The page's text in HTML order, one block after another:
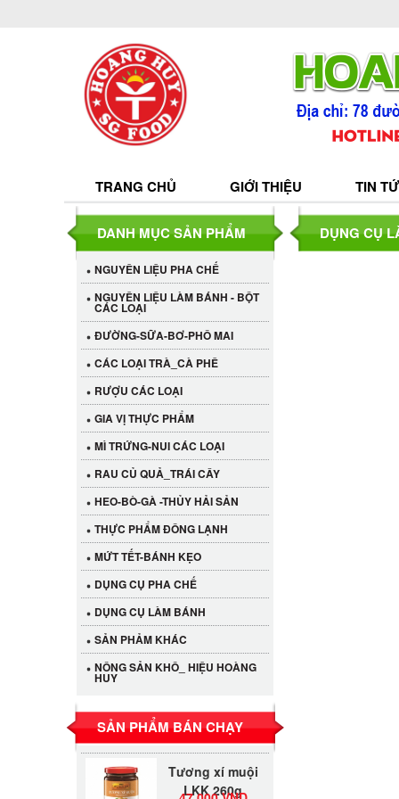
TRANG CHỦ GIỚI THIỆU TIN
DỤNG CỤ
DANH MỤC SẢN PHẨM
NGUYÊN LIỆU PHA CHẾ
NGUYÊN LIỆU LÀM BÁNH - BỘT
CÁC LOẠI
ĐƯỜNG-SỮA-BƠ-PHÔ MAI
CÁC LOẠI TRÀ_CÀ PHÊ
RƯỢU CÁC LOẠI
GIA VỊ THỰC PHẨM
MÌ TRỨNG-NUI CÁC LOẠI
RAU CỦ QUẢ_TRÁI CÂY
HEO-BÒ-GÀ -THỦY HẢI SẢN
THỰC PHẨM ĐÔNG LẠNH
MỨT TẾT-BÁNH KẸO
DỤNG CỤ PHA CHẾ
DỤNG CỤ LÀM BÁNH
SẢN PHẢM KHÁC
NÔNG SẢN KHÔ_ HIỆU HOÀNG
HUY
SẢN PHẨM BÁN CHẠY
Cần Tây Đà Lạt
40.000 VND
Tương xí muội
LKK 260g
530.000 VND
LKK 260g
47.000 VND